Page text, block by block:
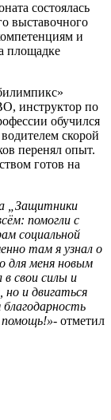
состоялась
выставочного
и
площадке
инструктор по
обучился
скорой
перенял опыт.
готов на
„Защитники
помогли с
социальной
там я узнал о
для меня новым
в свои силы и
но и двигаться
помощь!»- отметил